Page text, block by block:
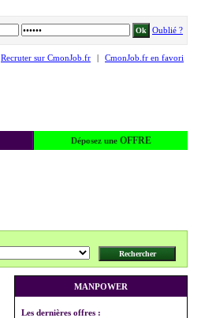
Oublié ?
Recruter sur CmonJob.fr | CmonJob.fr en favori
Déposez une OFFRE
MANPOWER
Les dernières offres :